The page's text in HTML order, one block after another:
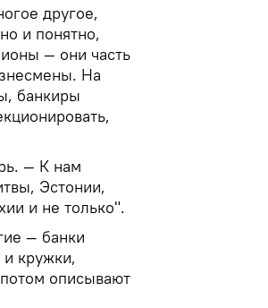
другое,
и понятно,
— они часть
На
банкиры
— К нам
Эстонии,
и не только".
— банки
и кружки,
описывают